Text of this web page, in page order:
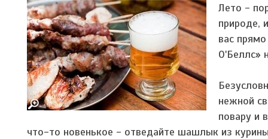
Лето -
природе,
вас
О'Беллс»
нежной
повару и
что-то новенькое - отведайте шашлык из